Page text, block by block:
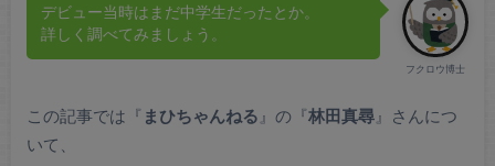
フクロウ博士
デビュー当時はまだ中学生だったとか。
詳しく調べてみましょう。
この記事では『 まひちゃんねる 』の『林田真尋』さんにつ
いて、